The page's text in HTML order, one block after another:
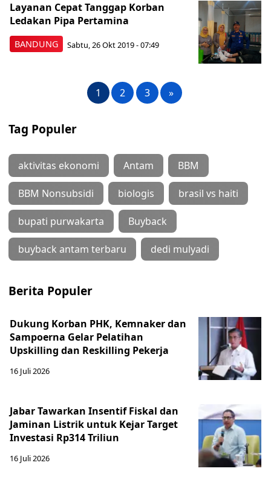
BANDUNG
Layanan Cepat Tanggap Korban
Ledakan Pipa Pertamina
Sabtu, 26 Okt 2019 - 07:49
1 2 3 »
Tag Populer
aktivitas ekonomi Antam BBM
BBM Nonsubsidi biologis brasil vs haiti
bupati purwakarta Buyback
buyback antam terbaru dedi mulyadi
Berita Populer
Dukung Korban PHK, Kemnaker dan
Sampoerna Gelar Pelatihan
Upskilling dan Reskilling Pekerja
16 Juli 2026
Jabar Tawarkan Insentif Fiskal dan
Jaminan Listrik untuk Kejar Target
Investasi Rp314 Triliun
16 Juli 2026